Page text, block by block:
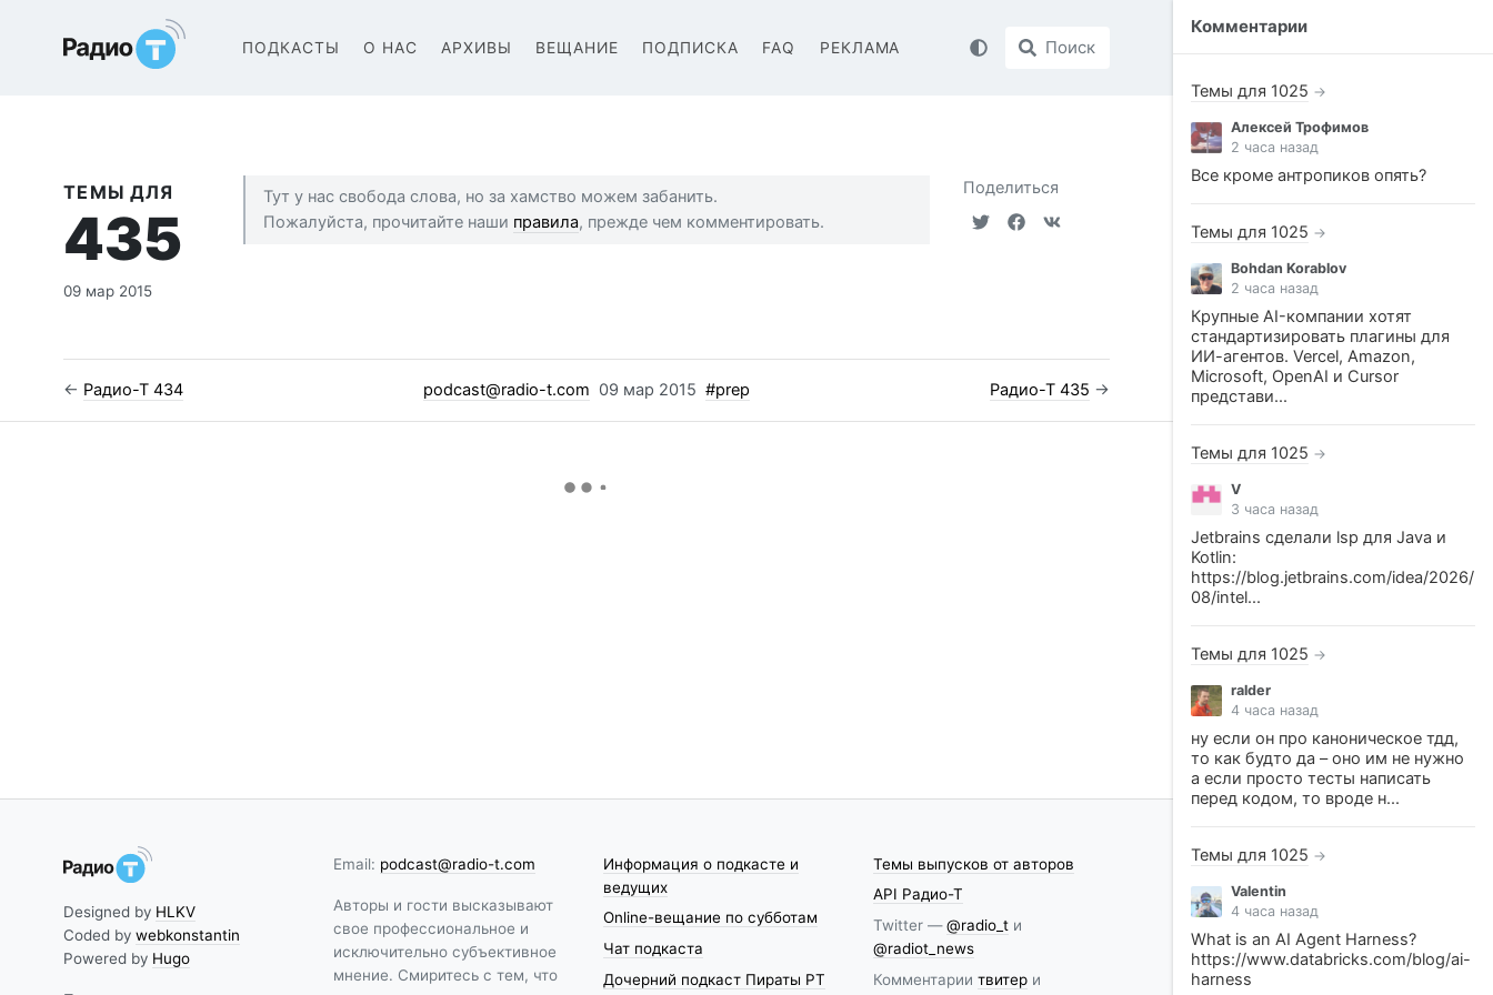
Радио-Т Подкаст Поиск
ПОДКАСТЫ О НАС АРХИВЫ ВЕЩАНИЕ ПОДПИСКА FAQ РЕКЛАМА
ТЕМЫ ДЛЯ
435
09 мар 2015
Тут у нас свобода слова, но за хамство можем забанить.
Пожалуйста, прочитайте наши правила, прежде чем комментировать.
Поделиться
← Радио-Т 434 Радио-Т 435 →
podcast@radio-t.com 09 мар 2015 #prep
Designed by HLKV
Coded bywebkonstantin
Powered by Hugo
Email: podcast@radio-t.com
Авторы и гости высказывают
свое профессиональное и
исключительно субъективное
мнение. Смиритесь с тем, что
Информация о подкасте и
ведущих
Online-вещание по субботам
Чат подкаста
Дочерний подкаст Пираты РТ
Темы выпусков от авторов
API Радио-Т
Twitter —@radio_tи
@radiot_news
Комментарии твитери
Комментарии
Темы для 1025 →
Алексей Трофимов
2 часа назад
Все кроме антропиков опять?
Темы для 1025 →
Bohdan Korablov
2 часа назад
Крупные AI-компании хотят
стандартизировать плагины для
ИИ-агентов. Vercel, Amazon,
Microsoft, OpenAI и Cursor
представи...
Темы для 1025 →
V
3 часа назад
Jetbrains сделали lsp для Java и
Kotlin:
https://blog.jetbrains.com/idea/2026/
08/intel...
Темы для 1025 →
ralder
4 часа назад
ну если он про каноническое тдд,
то как будто да – оно им не нужно
а если просто тесты написать
перед кодом, то вроде н...
Темы для 1025 →
Valentin
4 часа назад
What is an AI Agent Harness?
https://www.databricks.com/blog/ai-
harness